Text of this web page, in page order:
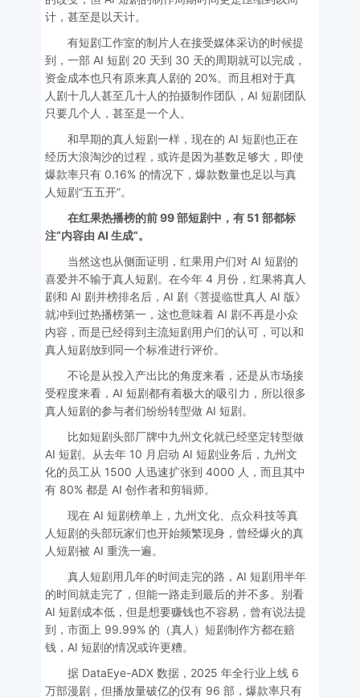
计，甚至是以天计。
有短剧工作室的制片人在接受媒体采访的时候提
到，一部 AI 短剧 20 天到 30 天的周期就可以完成，
资金成本也只有原来真人剧的 20%。而且相对于真
人剧十几人甚至几十人的拍摄制作团队，AI 短剧团队
只要几个人，甚至是一个人。
和早期的真人短剧一样，现在的 AI 短剧也正在
经历大浪淘沙的过程，或许是因为基数足够大，即使
爆款率只有 0.16% 的情况下，爆款数量也足以与真
人短剧“五五开”。
在红果热播榜的前 99 部短剧中，有 51 部都标
注“内容由 AI 生成”。
当然这也从侧面证明，红果用户们对 AI 短剧的
喜爱并不输于真人短剧。在今年 4 月份，红果将真人
剧和 AI 剧并榜排名后，AI 剧《菩提临世真人 AI 版》
就冲到过热播榜第一，这也意味着 AI 剧不再是小众
内容，而是已经得到主流短剧用户们的认可，可以和
真人短剧放到同一个标准进行评价。
不论是从投入产出比的角度来看，还是从市场接
受程度来看，AI 短剧都有着极大的吸引力，所以很多
真人短剧的参与者们纷纷转型做 AI 短剧。
比如短剧头部厂牌中九州文化就已经坚定转型做
AI 短剧。从去年 10 月启动 AI 短剧业务后，九州文
化的员工从 1500 人迅速扩张到 4000 人，而且其中
有 80% 都是 AI 创作者和剪辑师。
现在 AI 短剧榜单上，九州文化、点众科技等真
人短剧的头部玩家们也开始频繁现身，曾经爆火的真
人短剧被 AI 重洗一遍。
真人短剧用几年的时间走完的路，AI 短剧用半年
的时间就走完了，但能一路走到最后的并不多。别看
AI 短剧成本低，但是想要赚钱也不容易，曾有说法提
到，市面上 99.99% 的（真人）短剧制作方都在赔
钱，AI 短剧的情况或许更糟。
据 DataEye-ADX 数据，2025 年全行业上线 6
万部漫剧，但播放量破亿的仅有 96 部，爆款率只有